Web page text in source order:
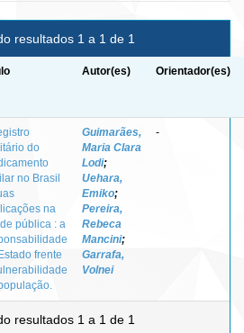
resultados 1 a 1 de 1
Autor(es) Orientador(es)
do
no Brasil
na
pública : a
frente
Guimarães,
Maria Clara
Lodi;
Uehara,
Emiko;
Pereira,
Rebeca
Mancini;
Garrafa,
Volnei
-
resultados 1 a 1 de 1